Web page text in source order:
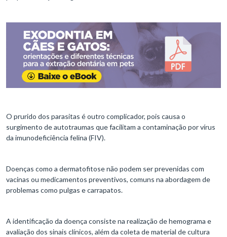
O prurido dos parasitas é outro complicador, pois causa o
surgimento de autotraumas que facilitam a contaminação por vírus
da imunodeficiência felina (FIV).
Doenças como a dermatofitose não podem ser prevenidas com
vacinas ou medicamentos preventivos, comuns na abordagem de
problemas como pulgas e carrapatos.
A identificação da doença consiste na realização de hemograma e
avaliação dos sinais clínicos, além da coleta de material de cultura